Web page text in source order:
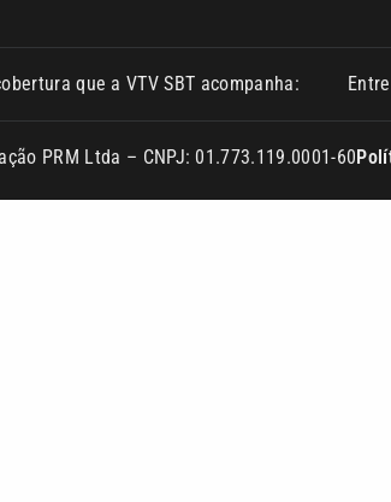
que a VTV SBT acompanha:
PRM Ltda – CNPJ: 01.773.119.0001-60